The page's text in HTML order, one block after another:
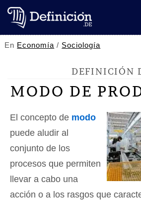
En Economía / Sociología
DEFINICIÓN
MODO DE
El concepto de modo
puede aludir al
conjunto de los
procesos que permiten
llevar a cabo una
acción o a los rasgos que